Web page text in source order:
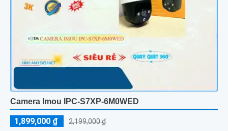
Camera Imou IPC-S7XP-6M0WED
1,899,000 ₫ 2,199,000 ₫